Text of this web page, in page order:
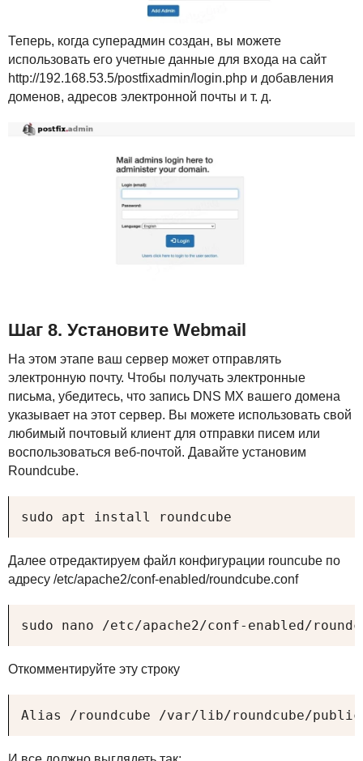
Теперь, когда суперадмин создан, вы можете
использовать его учетные данные для входа на сайт
http://192.168.53.5/postfixadmin/login.php и добавления
доменов, адресов электронной почты и т. д.
Шаг 8. Установите Webmail
На этом этапе ваш сервер может отправлять
электронную почту. Чтобы получать электронные
письма, убедитесь, что запись DNS MX вашего домена
указывает на этот сервер. Вы можете использовать свой
любимый почтовый клиент для отправки писем или
воспользоваться веб-почтой. Давайте установим
Roundcube.
sudo apt install roundcube
Далее отредактируем файл конфигурации rouncube по
адресу /etc/apache2/conf-enabled/roundcube.conf
sudo nano /etc/apache2/conf-enabled/
Откомментируйте эту строку
Alias /roundcube /var/lib/roundcube/